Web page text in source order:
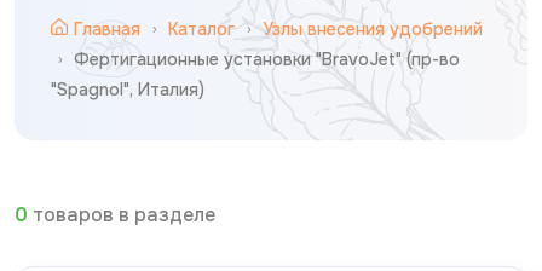
Главная Каталог
Узлы внесения удобрений
Фертигационные установки "BravoJet" (пр-во
"Spagnol", Италия)
0 товаров в разделе